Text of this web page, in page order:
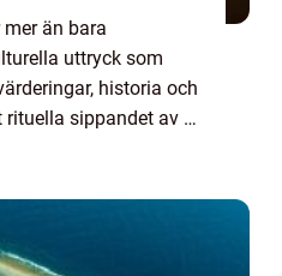
än bara
uttryck som
historia och
sippandet av te